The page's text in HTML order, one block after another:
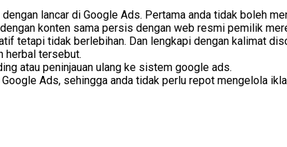
lancar di Google Ads. Pertama anda tidak boleh
konten sama persis dengan web resmi pemilik
tetapi tidak berlebihan. Dan lengkapi dengan kalimat
herbal tersebut.
atau peninjauan ulang ke sistem google ads.
Ads, sehingga anda tidak perlu repot mengelola